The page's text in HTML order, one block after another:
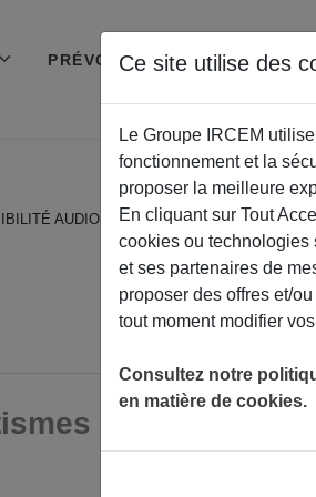
PRÉVOYANCE RETRAITE
AUDIO
et vous !
Ce site utilise des
Le Groupe IRCEM
fonctionnement et la
proposer la meilleure
En cliquant sur Tout
cookies ou technologies
et ses partenaires de
proposer des offres et/
tout moment modifier
Consultez notre
en matière de cookies.